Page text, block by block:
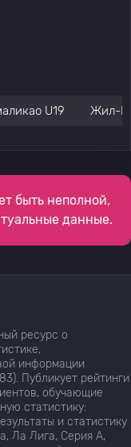
U19 Жил-
быть неполной,
данные.
ресурс о
информации
Публикует рейтинги
обучающие
статистику:
и статистику
Ла Лига, Серия А,